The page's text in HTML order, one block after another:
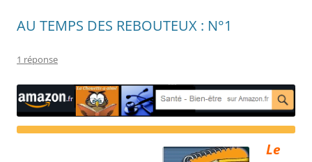
AU TEMPS DES REBOUTEUX : N°1
1 réponse
Le